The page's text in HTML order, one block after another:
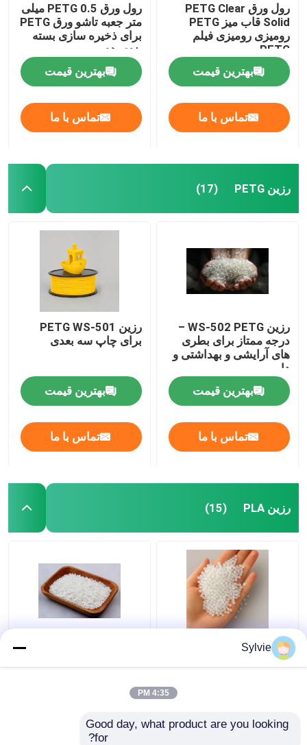
رول ورق PETG Clear
Solid قاب میز PETG
رومیزی رومیزی فیلم
PETG
بهترین قیمت
تماس با ما
رول ورق PETG 0.5 میلی
متر جعبه تاشو ورق PETG
برای ذخیره سازی بسته
بندی هدیه
بهترین قیمت
تماس با ما
رزین PETG (17)
رزین WS-502 PETG –
درجه ممتاز برای بطری
های آرایشی و بهداشتی و
دارویی
بهترین قیمت
تماس با ما
رزین PETG WS-501
برای چاپ سه بعدی
بهترین قیمت
تماس با ما
رزین PLA (15)
Sylvie
4:35 PM
Good day, what product are you looking
for?